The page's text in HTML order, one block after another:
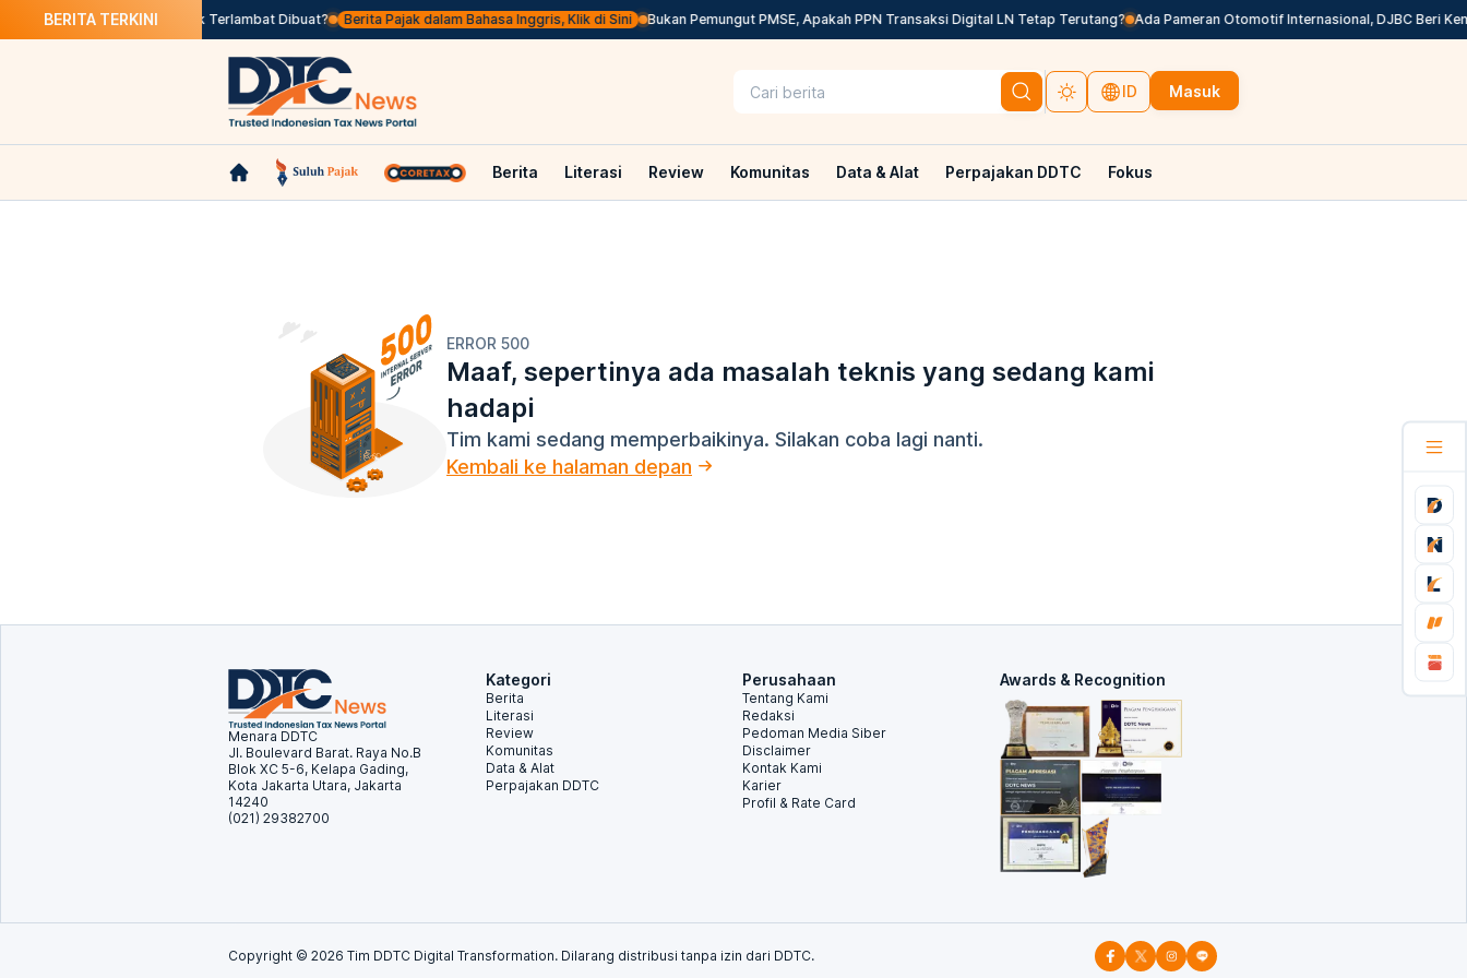
BERITA TERKINI
Seleksi Apa Itu Faktur Pajak Terlambat Dibuat? Berita Pajak dalam Bahasa Inggris, Klik di Sini Bukan Pemungut PMSE, Apakah PPN Transaksi Digital LN Tetap Terutang? Ada Pameran Otomotif Internasional, DJBC Beri
ID Masuk
Berita Literasi Review Komunitas Data & Alat Perpajakan DDTC Fokus
ERROR 500
Maaf, sepertinya ada masalah teknis yang sedang kami
hadapi
Tim kami sedang memperbaikinya. Silakan coba lagi nanti.
Kembali ke halaman depan
Menara DDTC
Jl. Boulevard Barat. Raya No.B
Blok XC 5-6, Kelapa Gading,
Kota Jakarta Utara, Jakarta
14240
(021) 29382700
Kategori
Berita
Literasi
Review
Komunitas
Data & Alat
Perpajakan DDTC
Perusahaan
Tentang Kami
Redaksi
Pedoman Media Siber
Disclaimer
Kontak Kami
Karier
Profil & Rate Card
Awards & Recognition
Copyright © 2026 Tim DDTC Digital Transformation. Dilarang distribusi tanpa izin dari DDTC.